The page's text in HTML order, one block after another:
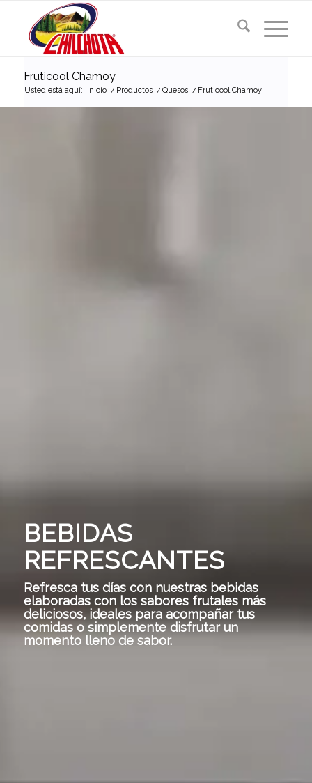
Fruticool Chamoy
Usted está aquí: Inicio / Productos / Quesos / Fruticool Chamoy
BEBIDAS
REFRESCANTES
Refresca tus días con nuestras bebidas
elaboradas con los sabores frutales más
deliciosos, ideales para acompañar tus
comidas o simplemente disfrutar un
momento lleno de sabor.